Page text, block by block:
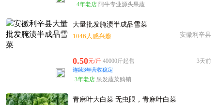
4年老店 阿牛专业源头果蔬
大量批发腌渍半成品雪菜
1046人感兴趣
安徽利辛县
0.50元/斤 40000斤起售 3天前
连续3年营收稳定
3年老店 泉发蔬菜购销
青麻叶大白菜 无虫眼，青麻叶白菜